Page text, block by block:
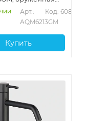
Арт.:
AQM6213GM
Код: 60868
Купить